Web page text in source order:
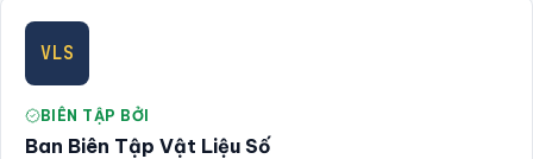
VLS
BIÊN TẬP BỞI
Ban Biên Tập Vật Liệu Số